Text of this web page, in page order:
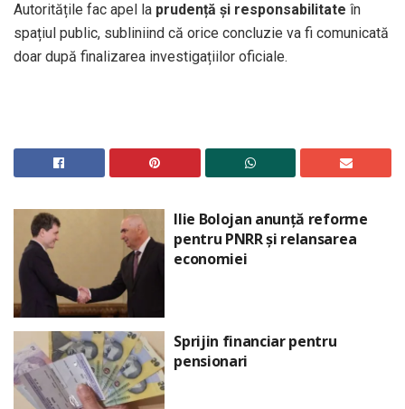
Autoritățile fac apel la prudență și responsabilitate în
spațiul public, subliniind că orice concluzie va fi comunicată
doar după finalizarea investigațiilor oficiale.
Ilie Bolojan anunță reforme
pentru PNRR și relansarea
economiei
Sprijin financiar pentru
pensionari